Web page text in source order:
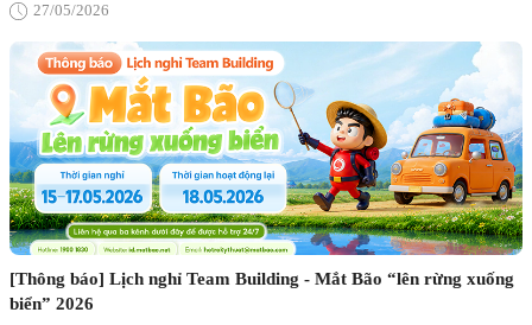
27/05/2026
[Thông báo] Lịch nghỉ Team Building - Mắt Bão “lên rừng xuống
biển” 2026